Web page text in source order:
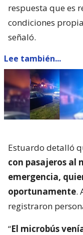
respuesta que es
condiciones
señaló.
Lee también...
Estuardo detalló
con pasajeros al
emergencia,
oportunamente.
registraron
“El microbús